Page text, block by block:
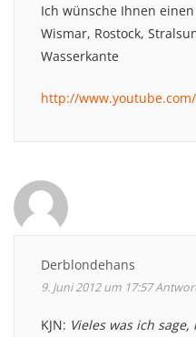
Ich wünsche Ihnen
Wismar, Rostock,
Wasserkante
http://www.youtube.com/
Derblondehans
9. Juni 2012 um 17:57
KJN: Vieles was ich sage,